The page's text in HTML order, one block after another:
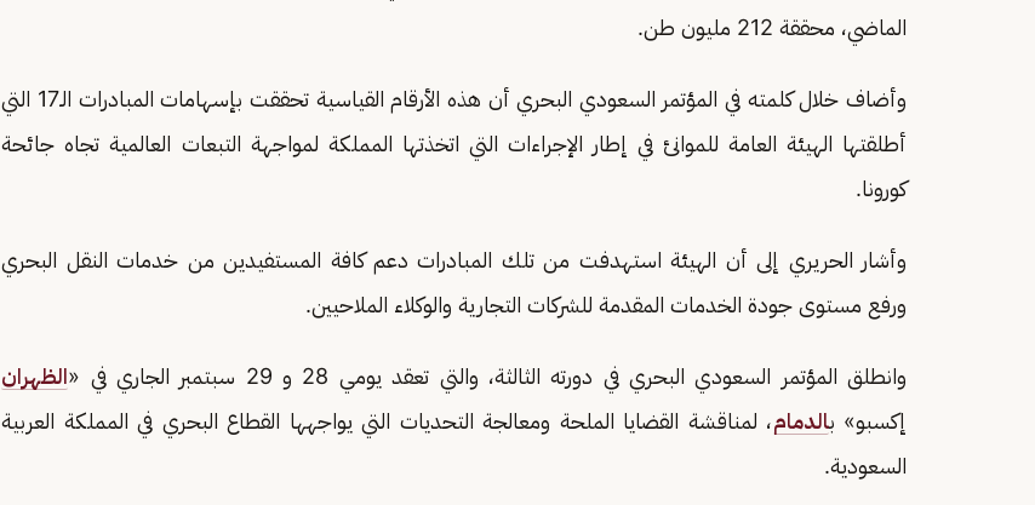
الماضي، محققة 212 مليون طن.
وأضاف خلال كلمته في المؤتمر السعودي البحري أن هذه الأرقام القياسية تحققت بإسهامات المبادرات الـ17 التي
أطلقتها الهيئة العامة للموانئ في إطار الإجراءات التي اتخذتها المملكة لمواجهة التبعات العالمية تجاه جائحة
كورونا.
وأشار الحريري إلى أن الهيئة استهدفت من تلك المبادرات دعم كافة المستفيدين من خدمات النقل البحري
ورفع مستوى جودة الخدمات المقدمة للشركات التجارية والوكلاء الملاحيين.
وانطلق المؤتمر السعودي البحري في دورته الثالثة، والتي تعقد يومي 28 و 29 سبتمبر الجاري في «
الظهران
إكسبو» بالدمام، لمناقشة القضايا الملحة ومعالجة التحديات التي يواجهها القطاع البحري في المملكة العربية
السعودية.